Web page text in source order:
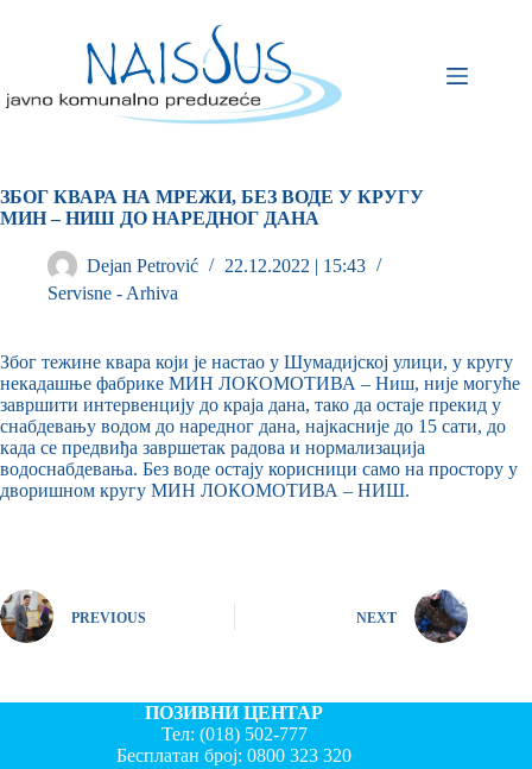
ЗБОГ КВАРА НА МРЕЖИ, БЕЗ ВОДЕ У КРУГУ
МИН – НИШ ДО НАРЕДНОГ ДАНА
Dejan Petrović
22.12.2022 | 15:43
Servisne - Arhiva
Због тежине квара који је настао у Шумадијској улици, у кругу
некадашње фабрике МИН ЛОКОМОТИВА – Ниш, није могуће
завршити интервенцију до краја дана, тако да остаје прекид у
снабдевању водом до наредног дана, најкасније до 15 сати, до
када се предвиђа завршетак радова и нормализација
водоснабдевања. Без воде остају корисници само на простору у
дворишном кругу МИН ЛОКОМОТИВА – НИШ.
PREVIOUS NEXT
ПОЗИВНИ ЦЕНТАР
Тел: (018) 502-777
Бесплатан број:0800 323 320